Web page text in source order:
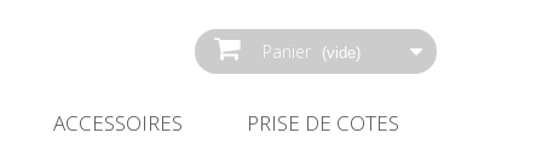
Panier (vide)
ACCESSOIRES PRISE DE COTES